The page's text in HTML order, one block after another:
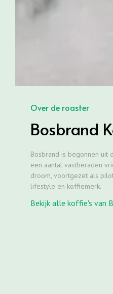
Over de roaster
Bosbrand
Bosbrand is begonnen uit
een aantal vastberaden
droom, voortgezet als
lifestyle en koffiemerk.
Bekijk alle koffie's van